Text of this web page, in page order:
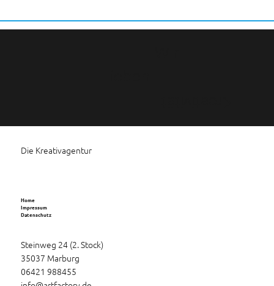
Die Kreativagentur
Home
Impressum
Datenschutz
Steinweg 24 (2. Stock)
35037 Marburg
06421 988455